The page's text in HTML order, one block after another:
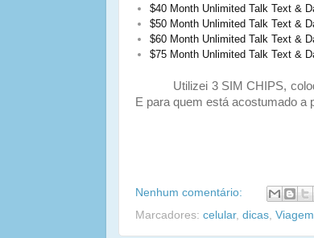
$40 Month Unlimited Talk Text &
$50 Month Unlimited Talk Text &
$60 Month Unlimited Talk Text &
$75 Month Unlimited Talk Text &
Utilizei 3 SIM CHIPS,
E para quem está acostumado a
Nenhum comentário:
Marcadores: celular, dicas Viagem